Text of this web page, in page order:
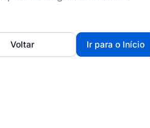
Ir para o Início
Voltar